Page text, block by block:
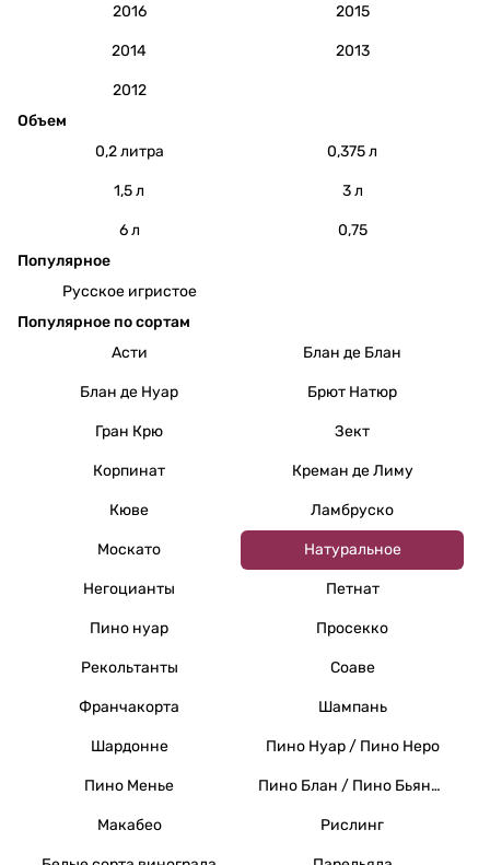
2016 2015
2014 2013
2012
Объем
0,2 литра
0,375 л
1,5 л 3 л
6 л
0,75
Популярное
Русское игристое
Популярное по сортам
Асти
Блан де Блан
Блан де Нуар Брют Натюр
Гран Крю Зект
Корпинат Креман де Лиму
Кюве Ламбруско
Москато Натуральное
Негоцианты Петнат
Пино нуар Просекко
Рекольтанты Соаве
Франчакорта Шампань
Шардонне Пино Нуар / Пино Неро
Пино Менье Пино Блан / Пино Бьянко / Вайссер Бургундер
Макабео Рислинг